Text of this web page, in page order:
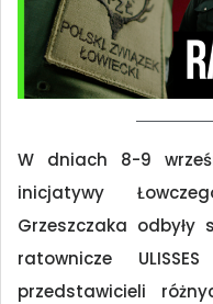
W dniach 8-9
inicjatywy
Grzeszczaka odbyły
ratownicze
przedstawicieli